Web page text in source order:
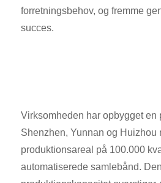
forretningsbehov, og fremme
succes.
Virksomheden har opbygget en
Shenzhen, Yunnan og Huizhou
produktionsareal på 100.000
automatiserede samlebånd.